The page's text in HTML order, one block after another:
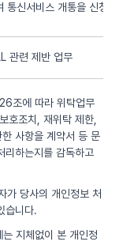
통신서비스 개통을 신청
관련 제반 업무
조에 따라 위탁업무
호조치, 재위탁 제한,
사항을 계약서 등 문
리하는지를 감독하고
당사의 개인정보 처
습니다.
지체없이 본 개인정